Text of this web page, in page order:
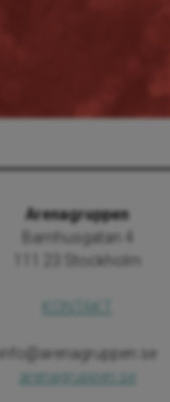
Arenagruppen
Barnhusgatan 4
111 23 Stockholm
info@arenagruppen.se
arenagruppen.se